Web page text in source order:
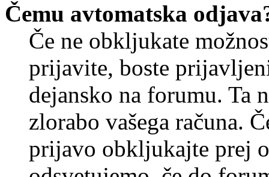
Čemu avtomatska
Če ne obkljukate
prijavite, boste
dejansko na forumu. Ta
zlorabo vašega računa.
prijavo obkljukajte prej